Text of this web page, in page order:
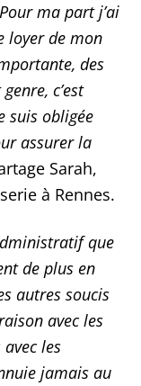
ma part j’ai
loyer de mon
des
c’est
suis obligée
assurer la
Sarah,
à Rennes.
que
de plus en
autres soucis
avec les
les
jamais au